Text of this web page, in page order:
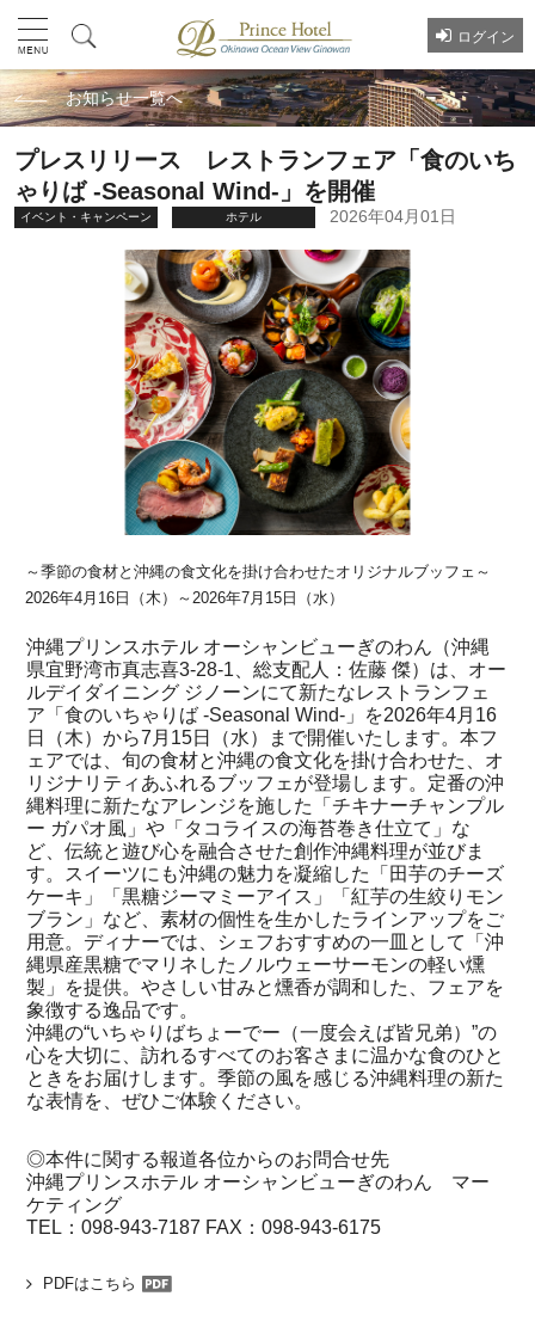
ログイン
お知らせ一覧へ
プレスリリース レストランフェア「食のいち
ゃりば -Seasonal Wind-」を開催
イベント・キャンペーン ホテル 2026年04月01日
～季節の食材と沖縄の食文化を掛け合わせたオリジナルブッフェ～
2026年4月16日（木）～2026年7月15日（水）
沖縄プリンスホテル オーシャンビューぎのわん（沖縄
県宜野湾市真志喜3-28-1、総支配人：佐藤 傑）は、オー
ルデイダイニング ジノーンにて新たなレストランフェ
ア「食のいちゃりば -Seasonal Wind-」を2026年4月16
日（木）から7月15日（水）まで開催いたします。本フ
ェアでは、旬の食材と沖縄の食文化を掛け合わせた、オ
リジナリティあふれるブッフェが登場します。定番の沖
縄料理に新たなアレンジを施した「チキナーチャンプル
ー ガパオ風」や「タコライスの海苔巻き仕立て」な
ど、伝統と遊び心を融合させた創作沖縄料理が並びま
す。スイーツにも沖縄の魅力を凝縮した「田芋のチーズ
ケーキ」「黒糖ジーマミーアイス」「紅芋の生絞りモン
ブラン」など、素材の個性を生かしたラインアップをご
用意。ディナーでは、シェフおすすめの一皿として「沖
縄県産黒糖でマリネしたノルウェーサーモンの軽い燻
製」を提供。やさしい甘みと燻香が調和した、フェアを
象徴する逸品です。
沖縄の“いちゃりばちょーでー（一度会えば皆兄弟）”の
心を大切に、訪れるすべてのお客さまに温かな食のひと
ときをお届けします。季節の風を感じる沖縄料理の新た
な表情を、ぜひご体験ください。
◎本件に関する報道各位からのお問合せ先
沖縄プリンスホテル オーシャンビューぎのわん マー
ケティング
TEL：098-943-7187 FAX：098-943-6175
PDFはこちら